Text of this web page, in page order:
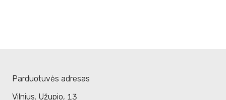
Parduotuvės adresas
Vilnius. Užupio, 13